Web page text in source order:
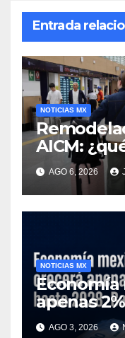
Entrada
NOTICIAS MX
AICM:
afectarán
2026 y
AGO 6, 2026
NOTICIAS MX
Economía
apenas
Banxico
AGO 3, 2026